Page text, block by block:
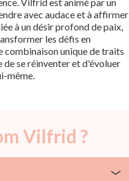
avec audace et à affirmer
à un désir profond de paix,
les défis en
combinaison unique de traits
se réinventer et d'évoluer
même.
Vilfrid ?